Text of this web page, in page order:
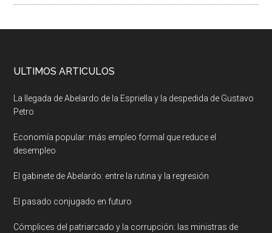
ULTIMOS ARTICULOS
La llegada de Abelardo de la Espriella y la despedida de Gustavo
Petro
Economía popular: más empleo formal que reduce el
desempleo
El gabinete de Abelardo: entre la rutina y la regresión
El pasado conjugado en futuro
Cómplices del patriarcado y la corrupción: las ministras de